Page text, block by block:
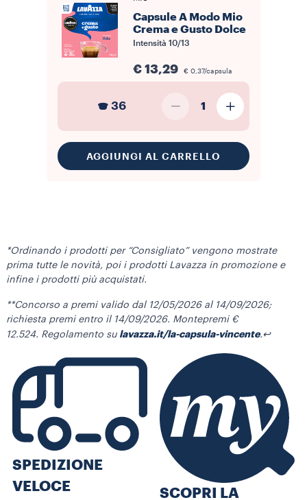
Capsule A Modo Mio
Crema e Gusto Dolce
Intensità 10/13
€ 13,29 € 0,37/capsula
36 1
AGGIUNGI AL CARRELLO
*Ordinando i prodotti per “Consigliato” vengono mostrate
prima tutte le novità, poi i prodotti Lavazza in promozione e
infine i prodotti più acquistati.
**Concorso a premi valido dal 12/05/2026 al 14/09/2026;
richiesta premi entro il 14/09/2026. Montepremi €
12.524. Regolamento su lavazza.it/la-capsula-vincente.↩
SPEDIZIONE
VELOCE
SCOPRI LA